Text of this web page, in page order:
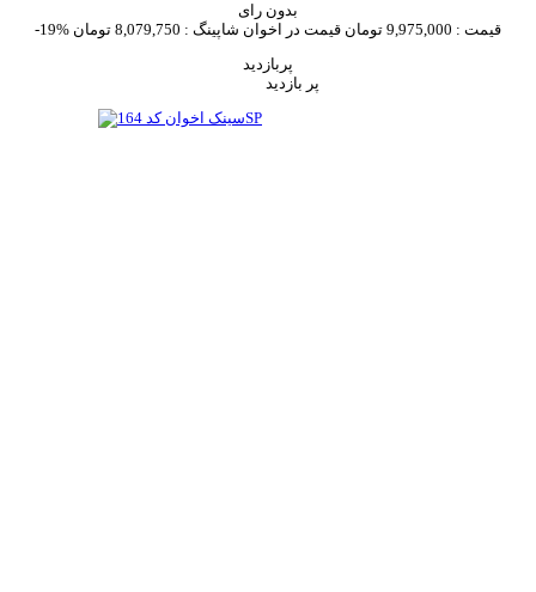
بدون رای
-19%
قیمت : 9,975,000 تومان قیمت در اخوان شاپینگ : 8,079,750 تومان
پربازدید
پر بازدید